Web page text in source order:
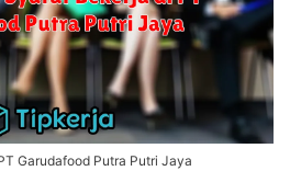
Garudafood Putra Putri Jaya